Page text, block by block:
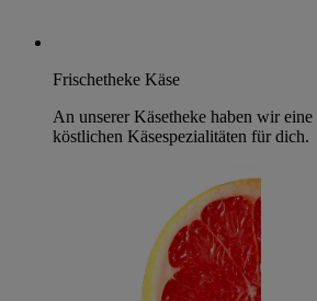
Frischetheke Käse
An unserer Käsetheke haben wir
köstlichen Käsespezialitäten für dich.